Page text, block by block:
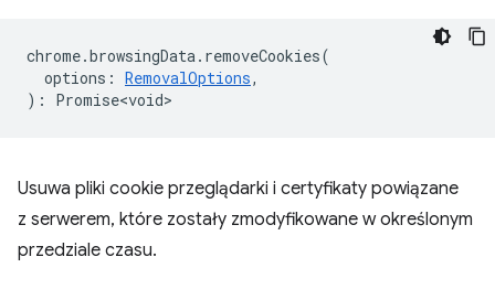
chrome.browsingData. removeCookies(
options : RemovalOptions,
) : Promise<void>
Usuwa pliki cookie przeglądarki i certyfikaty powiązane
z serwerem, które zostały zmodyfikowane w określonym
przedziale czasu.